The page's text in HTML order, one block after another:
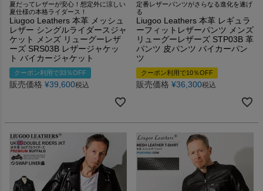
夏だってレザーが安心！想定外に涼しい
夏仕様の本格ライダース！
Liugoo Leathers 本革 メッシュ
レザー シングルライダースジャ
ケット メンズ リューグーレザ
ーズ SRS03B レザージャケッ
ト バイカージャケット
クーポン利用で33％OFF
販売価格 ¥39,600税込
定番レザーパンツがさらなる進化を遂げ
る
Liugoo Leathers 本革 レギュラ
ーフィットレザーパンツ メンズ
リューグーレザーズ STP03B 革
パンツ 皮パンツ バイカーパン
ツ
クーポン利用で10％OFF
販売価格 ¥36,300税込